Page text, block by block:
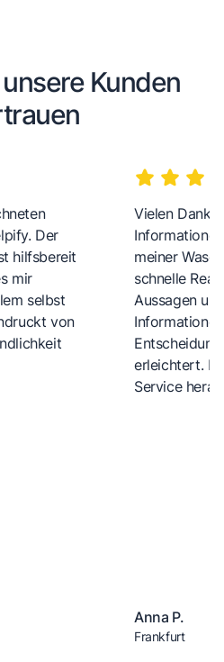
Kunden
Der
hilfsbereit
mir
selbst
von
Vielen Dank
meiner
schnelle
Aussagen
erleichtert.
Service
Anna P.
Frankfurt